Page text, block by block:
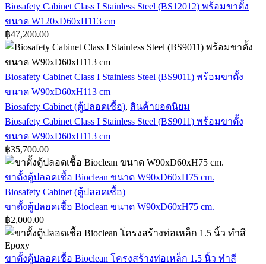
Biosafety Cabinet Class I Stainless Steel (BS12012) พร้อมขาตั้ง
ขนาด W120xD60xH113 cm
฿47,200.00
Biosafety Cabinet Class I Stainless Steel (BS9011) พร้อมขาตั้ง
ขนาด W90xD60xH113 cm
Biosafety Cabinet (ตู้ปลอดเชื้อ), สินค้ายอดนิยม
Biosafety Cabinet Class I Stainless Steel (BS9011) พร้อมขาตั้ง
ขนาด W90xD60xH113 cm
฿35,700.00
ขาตั้งตู้ปลอดเชื้อ Bioclean ขนาด W90xD60xH75 cm.
Biosafety Cabinet (ตู้ปลอดเชื้อ)
ขาตั้งตู้ปลอดเชื้อ Bioclean ขนาด W90xD60xH75 cm.
฿2,000.00
ขาตั้งตู้ปลอดเชื้อ Bioclean โครงสร้างท่อเหล็ก 1.5 นิ้ว ทำสี